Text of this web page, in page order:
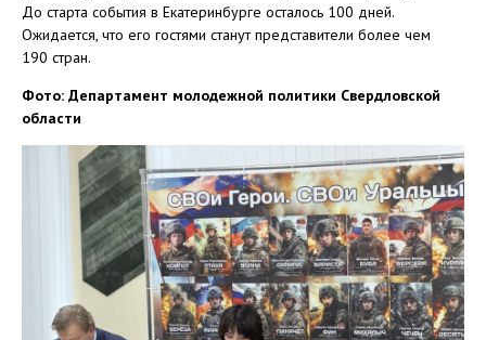
До старта события в Екатеринбурге осталось 100 дней.
Ожидается, что его гостями станут представители более чем
190 стран.
Фото: Департамент молодежной политики Свердловской
области